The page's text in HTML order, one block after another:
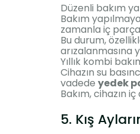
Düzenli bakım
Bakım
zamanla iç
Bu durum,
arızalanmasına
Yıllık kombi
Cihazın su
vadede yedek
Bakım, cihazın
5. Kış